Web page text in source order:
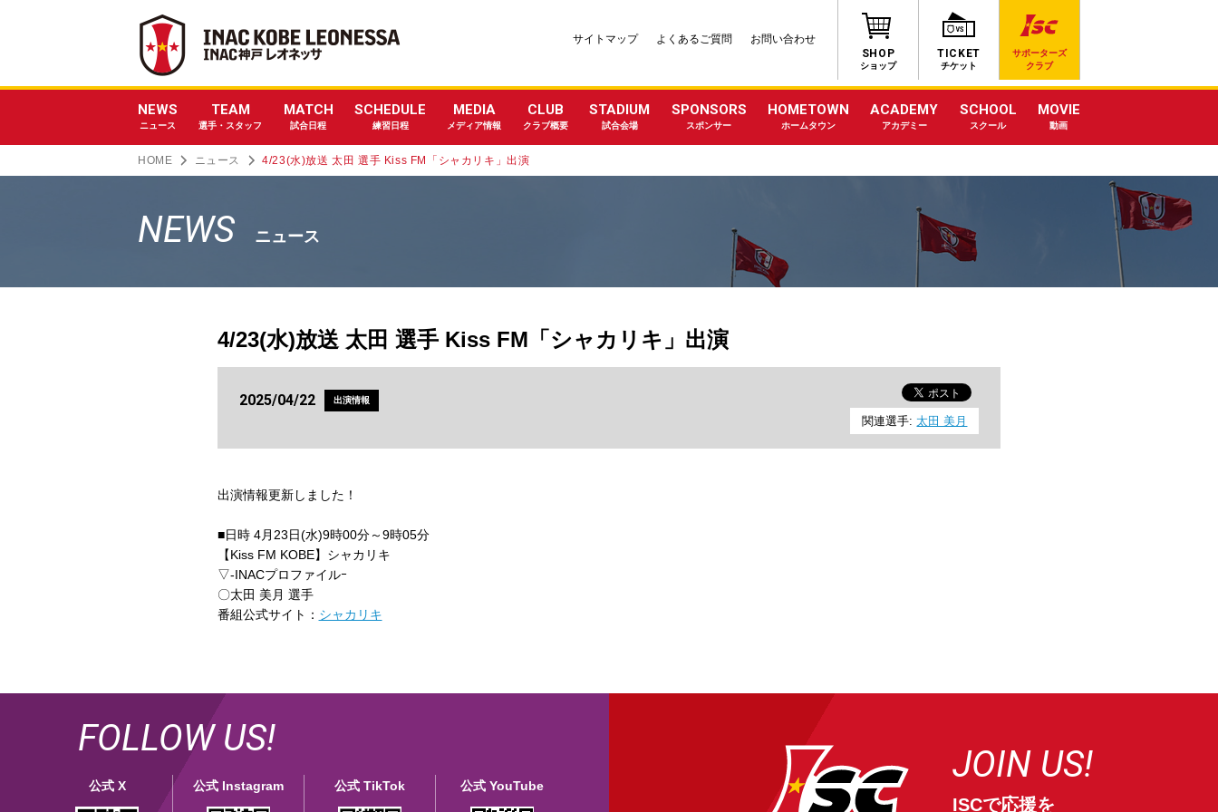
NEWS
ニュース
TEAM
選手・スタッフ
MATCH
試合日程
SCHEDULE
練習日程
MEDIA
メディア情報
CLUB
クラブ概要
STADIUM
試合会場
SPONSORS
スポンサー
HOMETOWN
ホームタウン
ACADEMY
アカデミー
SCHOOL
スクール
MOVIE
動画
SHOP
ショップ
TICKET
チケット
サポーターズ
クラブ
サイトマップ よくあるご質問 お問い合わせ
HOME ニュース 4/23(水)放送 太田 選手 Kiss FM「シャカリキ」出演
NEWS ニュース
4/23(水)放送 太田 選手 Kiss FM「シャカリキ」出演
2025/04/22 出演情報
関連選手:太田 美月
出演情報更新しました！
■日時 4月23日(水)9時00分～9時05分
【Kiss FM KOBE】シャカリキ
▽-INACプロファイルｰ
〇太田 美月 選手
番組公式サイト： シャカリキ
JOIN US!
ISCで応援を
FOLLOW US!
公式 X 公式 Instagram 公式 TikTok 公式 YouTube